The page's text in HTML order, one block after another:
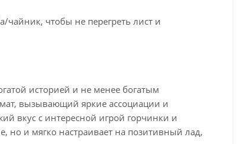
чайник, чтобы не перегреть лист и
историей и не менее богатым
вызывающий яркие ассоциации и
вкус с интересной игрой горчинки и
но и мягко настраивает на позитивный лад,